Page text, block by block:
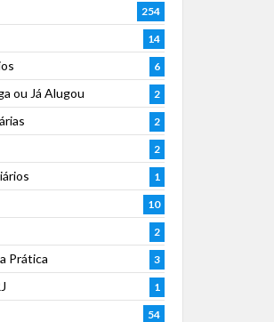
254
14
6
ou Já Alugou 2
2
2
1
10
2
Prática 3
1
54